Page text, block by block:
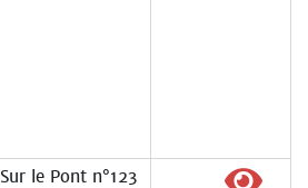
Sur le Pont n°123